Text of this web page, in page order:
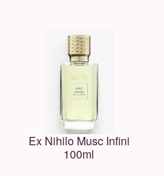
Ex Nihilo Musc Infini
100ml